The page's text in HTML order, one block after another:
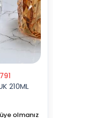
210ML
olmanız